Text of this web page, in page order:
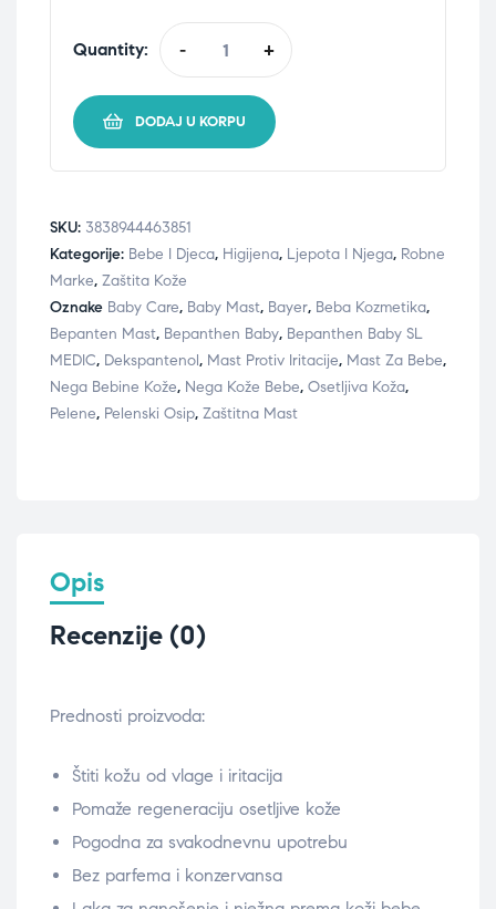
Quantity: - +
DODAJ U KORPU
SKU: 3838944463851
Kategorije: Bebe I Djeca, Higijena, Ljepota I Njega, Robne
Marke, Zaštita Kože
Oznake Baby Care, Baby Mast, Bayer, Beba Kozmetika,
Bepanten Mast, Bepanthen Baby, Bepanthen Baby SL
MEDIC, Dekspantenol, Mast Protiv Iritacije, Mast Za Bebe,
Nega Bebine Kože, Nega Kože Bebe, Osetljiva Koža,
Pelene, Pelenski Osip, Zaštitna Mast
Opis
Recenzije (0)
Prednosti proizvoda:
Štiti kožu od vlage i iritacija
Pomaže regeneraciju osetljive kože
Pogodna za svakodnevnu upotrebu
Bez parfema i konzervansa